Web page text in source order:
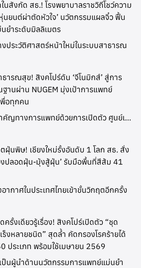
นสังกัด สธ.! โรงพยาบาลราชวิถีโชว์ความ
หุ่นยนต์ผ่าตัดหัวใจ’ นวัตกรรมแผลจิ๋ว ฟื้น
นยำระดับมิลลิเมตร
ประวัติศาสตร์หน้าใหม่ในระบบสาธารณ
ารณสุข! สิงคโปร์ดัน ‘จีโนมิกส์’ สู่การ
านผ่าน NUGEM มุ่งเป้าการแพทย์
พื่อทุกคน
คัญทางการแพทย์ด้วยการเปิดตัว ศูนย์เ…
ฝุ่นพิษ! เชียงใหม่รั้งอันดับ 1 โลก สธ. สั่ง
งปลอดฝุ่น-มุ้งสู้ฝุ่น’ รับมือพื้นที่สีส้ม 41
กาศในประเทศไทยเข้าขั้นวิกฤตอีกครั้ง
ดครั้งเดียวรู้เรื่อง! สิงคโปร์เปิดตัว “ชุด
ร็งหลายชนิด” สุดล้ำ คัดกรองโรคร้ายได้
ประเภท พร้อมใช้เมษายน 2569
ป็นผู้นำด้านนวัตกรรมการแพทย์แม่นยำ